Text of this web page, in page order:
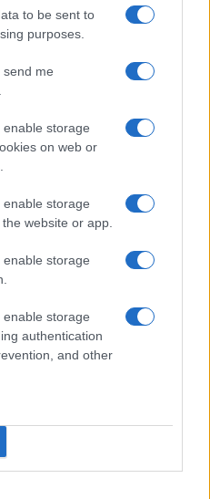
to be sent to
purposes.
send me
storage
on web or
storage
website or app.
storage
storage
authentication
and other
di una nuova perla
prima c’era solo
ciò impone però la
un patto con il popolo
sufficienti cinquemila
ad abbandonare
una patria
siamo nel regno
È